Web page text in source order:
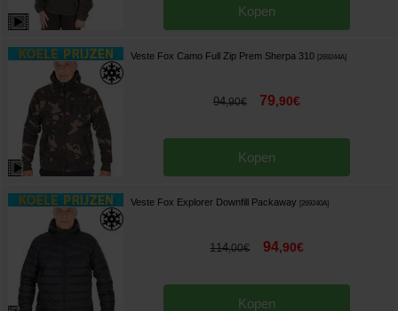
Kopen
Veste Fox Camo Full Zip Prem Sherpa 310 269244A]
94,90€ 79,90€
Kopen
Veste Fox Explorer Downfill Packaway 269240A]
114,00€ 94,90€
Kopen